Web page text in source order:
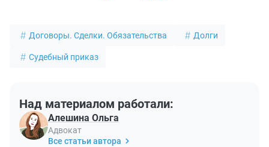
Договоры. Сделки. Обязательства Долги
Судебный приказ
Над материалом работали:
Алешина Ольга
Адвокат
Все статьи автора